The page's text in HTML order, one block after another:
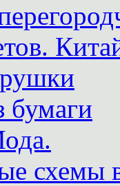
бумаги
схемы